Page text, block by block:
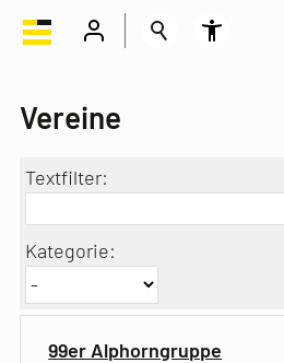
Vereine
Textfilter:
Kategorie:
99er Alphorngruppe